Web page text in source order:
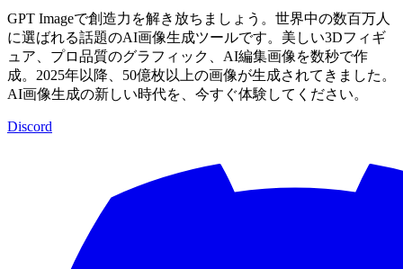
GPT Imageで創造力を解き放ちましょう。世界中の数百万人
に選ばれる話題のAI画像生成ツールです。美しい3Dフィギ
ュア、プロ品質のグラフィック、AI編集画像を数秒で作
成。2025年以降、50億枚以上の画像が生成されてきました。
AI画像生成の新しい時代を、今すぐ体験してください。
Discord